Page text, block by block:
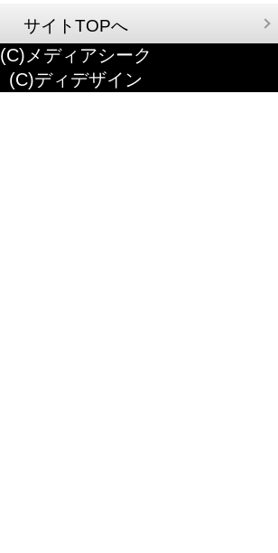
サイトTOPへ
(C)メディアシーク
(C)ディデザイン